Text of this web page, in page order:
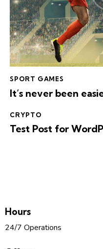
SPORT GAMES
It’s never been
CRYPTO
Test Post for
Hours
24/7 Operations